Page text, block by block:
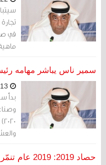
في
سمير ناس يباشر مهامه
بدأ
حصاد 2019: 2019 عام تنمّر المجنسين على البحريني